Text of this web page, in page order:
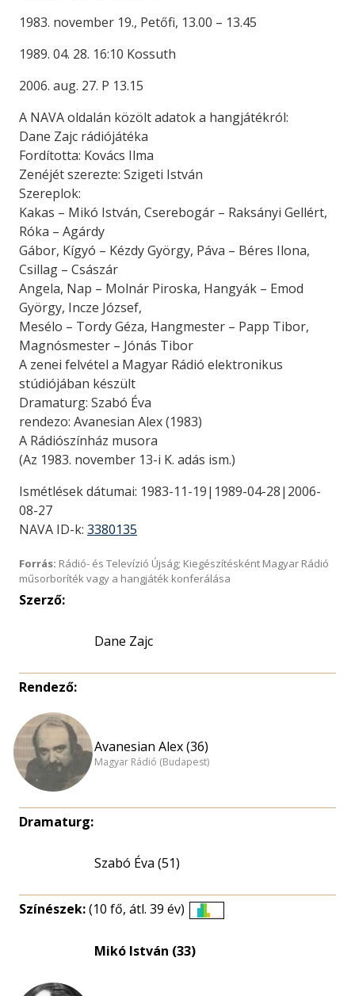
1983. november 19., Petőfi, 13.00 – 13.45
1989. 04. 28. 16:10 Kossuth
2006. aug. 27. P 13.15
A NAVA oldalán közölt adatok a hangjátékról:
Dane Zajc rádiójátéka
Fordította: Kovács Ilma
Zenéjét szerezte: Szigeti István
Szereplok:
Kakas – Mikó István, Cserebogár – Raksányi Gellért,
Róka – Agárdy
Gábor, Kígyó – Kézdy György, Páva – Béres Ilona,
Csillag – Császár
Angela, Nap – Molnár Piroska, Hangyák – Emod
György, Incze József,
Mesélo – Tordy Géza, Hangmester – Papp Tibor,
Magnósmester – Jónás Tibor
A zenei felvétel a Magyar Rádió elektronikus
stúdiójában készült
Dramaturg: Szabó Éva
rendezo: Avanesian Alex (1983)
A Rádiószínház musora
(Az 1983. november 13-i K. adás ism.)
Ismétlések dátumai: 1983-11-19|1989-04-28|2006-
08-27
NAVA ID-k: 3380135
Forrás: Rádió- és Televízió Újság; Kiegészítésként Magyar Rádió
műsorboríték vagy a hangjáték konferálása
Szerző:
Dane Zajc
Rendező:
Avanesian Alex (36)
Magyar Rádió (Budapest)
Dramaturg:
Szabó Éva (51)
Színészek:(10 fő, átl. 39 év)
Mikó István (33)